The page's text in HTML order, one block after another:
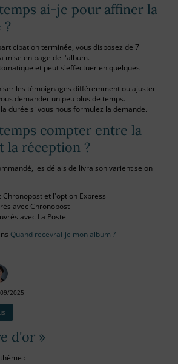
ai-je pour affiner la
?
terminée, vous disposez de 7
mise en page de l'album.
et peut s'effectuer en quelques
les témoignages différemment ou ajuster
demander un peu plus de temps.
durée si vous nous formulez la demande.
compter entre la
la réception ?
les délais de livraison varient selon
Chronopost et l'option Express
avec Chronopost
avec La Poste
Quand recevrai-je mon album ?
2025
d'or »
: